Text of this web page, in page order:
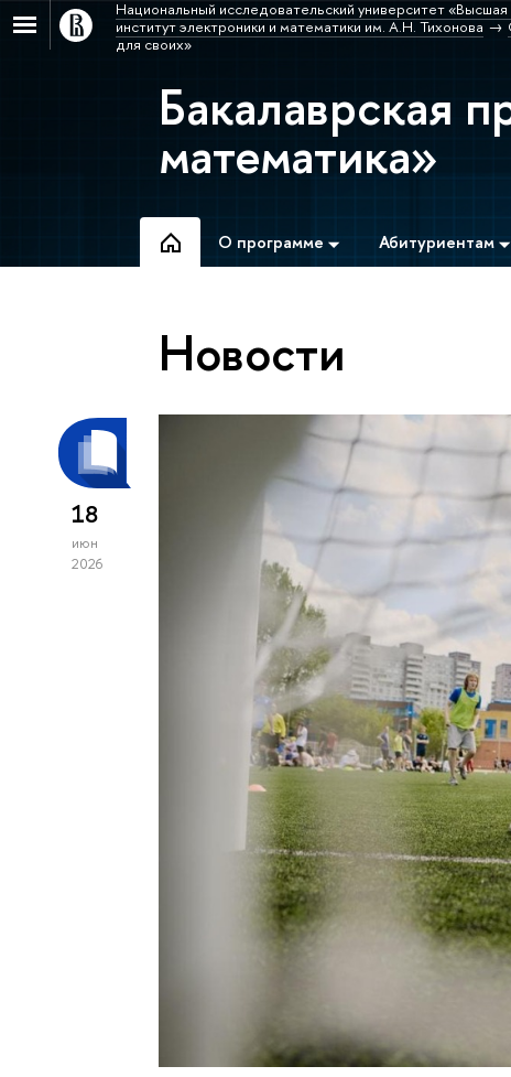
Национальный исследовательский университет
институт электроники и математики им. А.Н. Тихонова
для своих»
Бакалаврская
математика»
О программе Абитуриентам
Новости
18
июн
2026